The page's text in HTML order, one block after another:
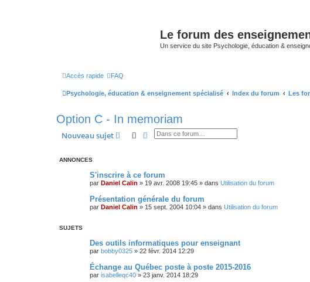
Le forum des
Un service du site Psychologie, éducation &
Accès rapide FAQ
Psychologie, éducation & enseignement spécialisé Index du forum Les
Option C - In memoriam
Nouveau sujet Rechercher
Recherche avancée
ANNONCES
S'inscrire à ce forum
par Daniel Calin » 19 avr. 2008 19:45 » dans Utilisation du forum
Présentation générale du forum
par Daniel Calin » 15 sept. 2004 10:04 » dans Utilisation du forum
SUJETS
Des outils informatiques pour enseignant
par bobby0325 » 22 févr. 2014 12:29
Échange au Québec poste à poste 2015-2016
par isabelleqc40 » 23 janv. 2014 18:29